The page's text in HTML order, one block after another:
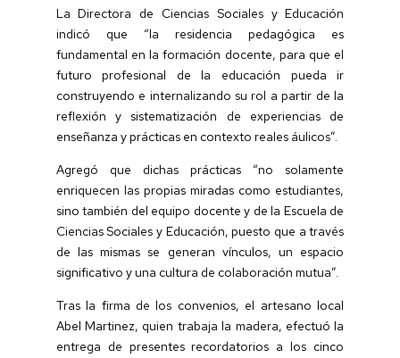
La Directora de Ciencias Sociales y Educación
indicó que “la residencia pedagógica es
fundamental en la formación docente, para que el
futuro profesional de la educación pueda ir
construyendo e internalizando su rol a partir de la
reflexión y sistematización de experiencias de
enseñanza y prácticas en contexto reales áulicos”.
Agregó que dichas prácticas “no solamente
enriquecen las propias miradas como estudiantes,
sino también del equipo docente y de la Escuela de
Ciencias Sociales y Educación, puesto que a través
de las mismas se generan vínculos, un espacio
significativo y una cultura de colaboración mutua”.
Tras la firma de los convenios, el artesano local
Abel Martinez, quien trabaja la madera, efectuó la
entrega de presentes recordatorios a los cinco